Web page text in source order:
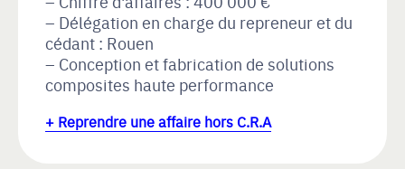
Délégation en charge du repreneur et du
cédant : Rouen
Conception et fabrication de solutions
composites haute performance
+ Reprendre une affaire hors C.R.A